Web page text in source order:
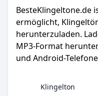
BesteKlingeltone.de
ermöglicht,
herunterzuladen.
MP3-Format
und Android-
Klingelton